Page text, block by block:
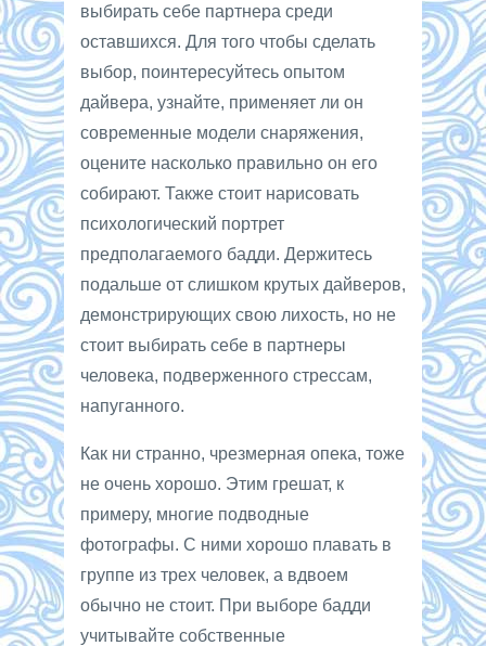
выбирать себе партнера среди
оставшихся. Для того чтобы сделать
выбор, поинтересуйтесь опытом
дайвера, узнайте, применяет ли он
современные модели снаряжения,
оцените насколько правильно он его
собирают. Также стоит нарисовать
психологический портрет
предполагаемого бадди. Держитесь
подальше от слишком крутых дайверов,
демонстрирующих свою лихость, но не
стоит выбирать себе в партнеры
человека, подверженного стрессам,
напуганного.
Как ни странно, чрезмерная опека, тоже
не очень хорошо. Этим грешат, к
примеру, многие подводные
фотографы. С ними хорошо плавать в
группе из трех человек, а вдвоем
обычно не стоит. При выборе бадди
учитывайте собственные